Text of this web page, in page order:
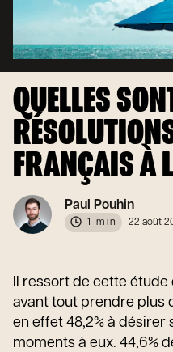
QUELLES
FRANÇAIS À
Paul Pouhin
1 min 22 août
Il ressort de cette
avant tout prendre plus
en effet 48,2% à désirer
moments à eux. 44,6%